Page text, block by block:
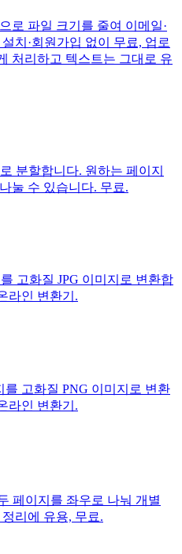
로 파일 크기를 줄여 이메일·
치·회원가입 없이 무료, 업로
처리하고 텍스트는 그대로 유
분할합니다. 원하는 페이지
눌 수 있습니다. 무료.
고화질 JPG 이미지로 변환합
라인 변환기.
를 고화질 PNG 이미지로 변환
라인 변환기.
페이지를 좌우로 나눠 개별
리에 유용, 무료.